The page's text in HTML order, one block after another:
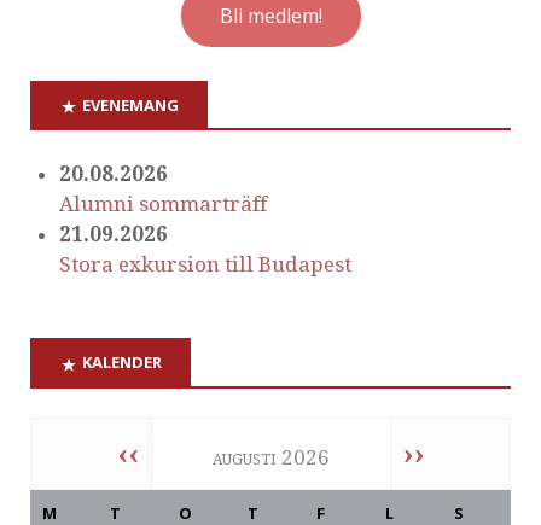
Bli medlem!
EVENEMANG
20.08.2026
Alumni sommarträff
21.09.2026
Stora exkursion till Budapest
KALENDER
‹‹ augusti 2026 ››
M T O T F L S